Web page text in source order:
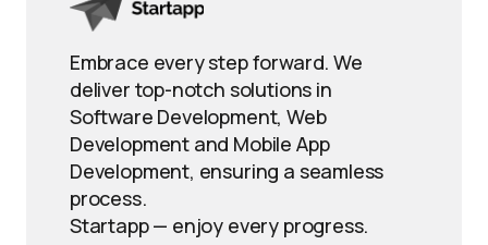
Embrace every step forward. We
deliver top-notch solutions in
Software Development, Web
Development and Mobile App
Development, ensuring a seamless
process.
Startapp — enjoy every progress.